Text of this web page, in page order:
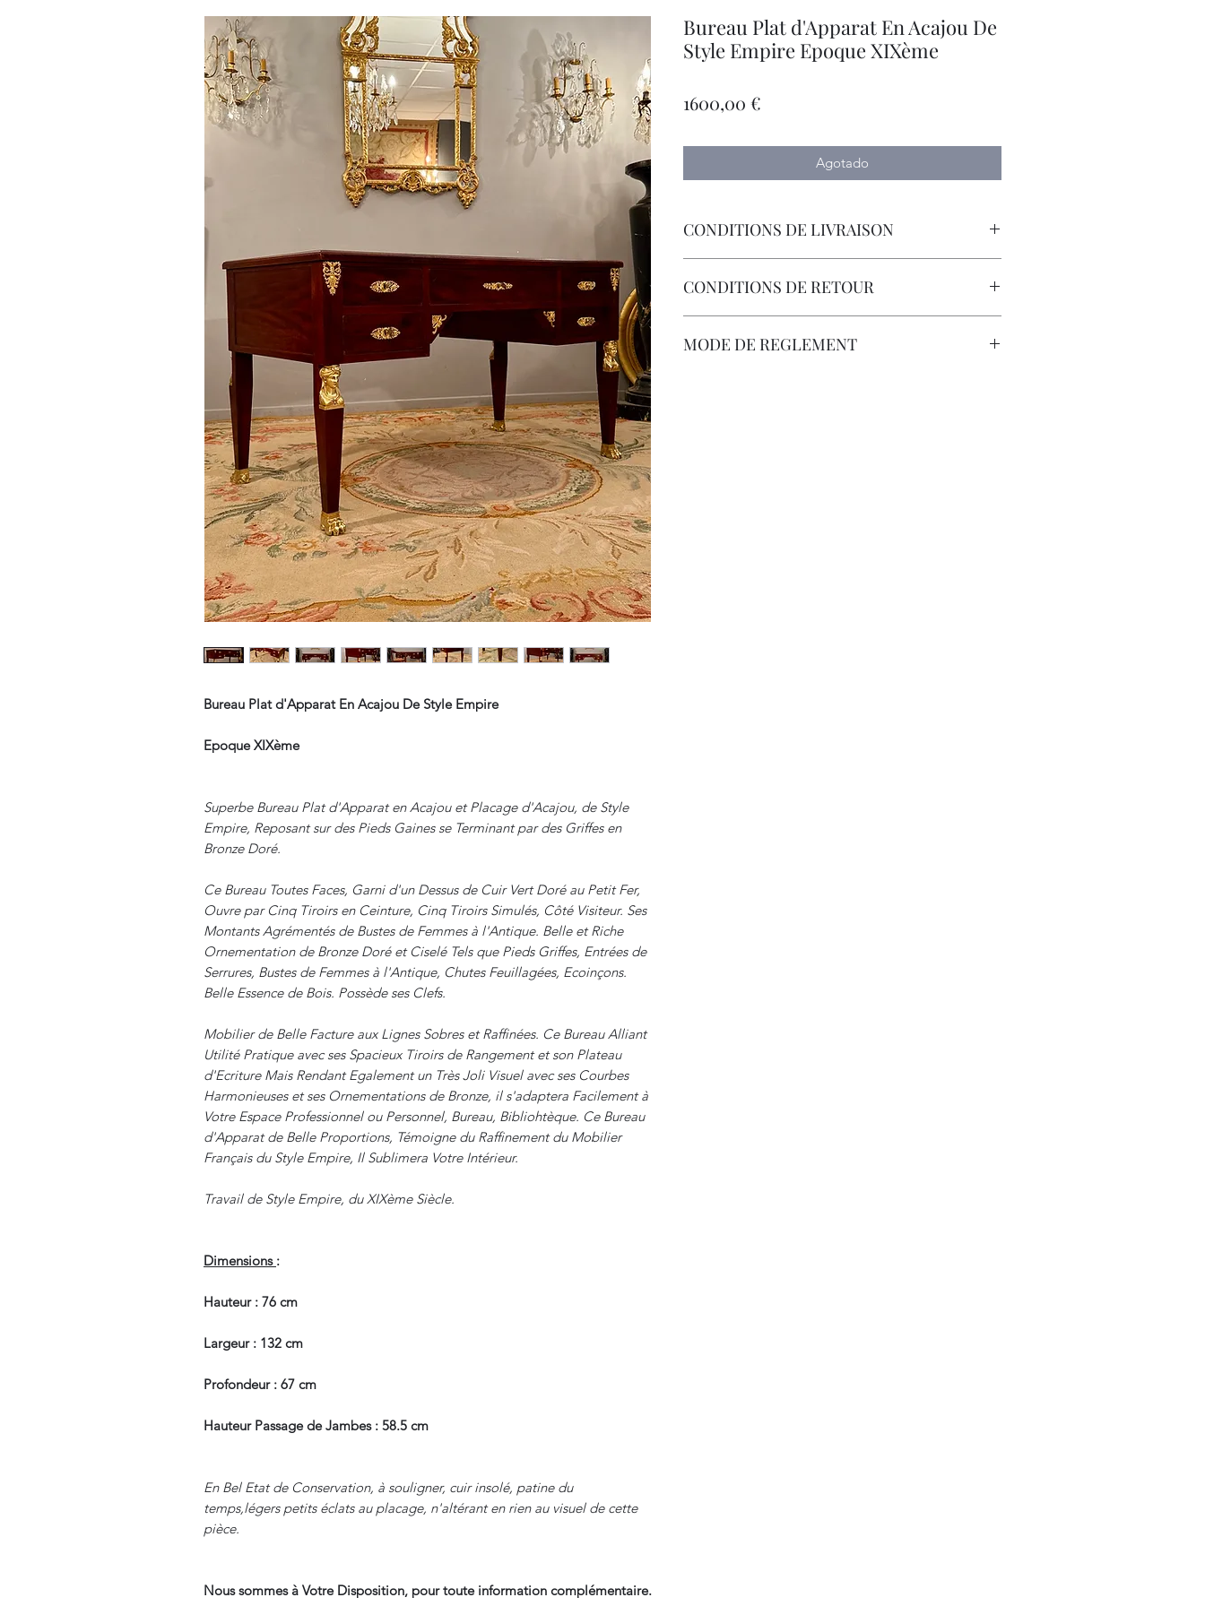
Bureau Plat d'Apparat En Acajou De Style Empire
Epoque XIXème
Superbe Bureau Plat d'Apparat en Acajou et Placage d'Acajou, de Style
Empire, Reposant sur des Pieds Gaines se Terminant par des Griffes en
Bronze Doré.
Ce Bureau Toutes Faces, Garni d'un Dessus de Cuir Vert Doré au Petit Fer,
Ouvre par Cinq Tiroirs en Ceinture, Cinq Tiroirs Simulés, Côté Visiteur. Ses
Montants Agrémentés de Bustes de Femmes à l'Antique. Belle et Riche
Ornementation de Bronze Doré et Ciselé Tels que Pieds Griffes, Entrées de
Serrures, Bustes de Femmes à l'Antique, Chutes Feuillagées, Ecoinçons.
Belle Essence de Bois. Possède ses Clefs.
Mobilier de Belle Facture aux Lignes Sobres et Raffinées. Ce Bureau Alliant
Utilité Pratique avec ses Spacieux Tiroirs de Rangement et son Plateau
d'Ecriture Mais Rendant Egalement un Très Joli Visuel avec ses Courbes
Harmonieuses et ses Ornementations de Bronze, il s'adaptera Facilement à
Votre Espace Professionnel ou Personnel, Bureau, Bibliohtèque. Ce Bureau
d'Apparat de Belle Proportions, Témoigne du Raffinement du Mobilier
Français du Style Empire, Il Sublimera Votre Intérieur.
Travail de Style Empire, du XIXème Siècle.
Dimensions :
Hauteur : 76 cm
Largeur : 132 cm
Profondeur : 67 cm
Hauteur Passage de Jambes : 58.5 cm
En Bel Etat de Conservation, à souligner, cuir insolé, patine du
temps,légers petits éclats au placage, n'altérant en rien au visuel de cette
pièce.
Nous sommes à Votre Disposition, pour toute information complémentaire.
Bureau Plat d'Apparat En Acajou De
Style Empire Epoque XIXème
1600,00 €
Agotado
CONDITIONS DE LIVRAISON
CONDITIONS DE RETOUR
MODE DE REGLEMENT